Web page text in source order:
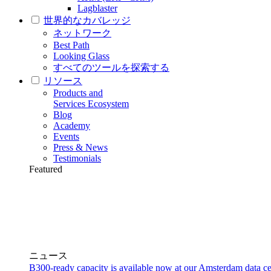
Lagblaster
世界的なカバレッジ
ネットワーク
Best Path
Looking Glass
すべてのツールを探索する
リソース
Products and
Services Ecosystem
Blog
Academy
Events
Press & News
Testimonials
Featured
ニュース
B300-ready capacity is available now at our Amsterdam data